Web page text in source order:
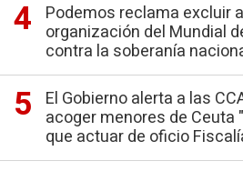
Podemos reclama excluir
organización del Mundial
contra la soberanía
El Gobierno alerta a las
acoger menores de Ceuta
que actuar de oficio